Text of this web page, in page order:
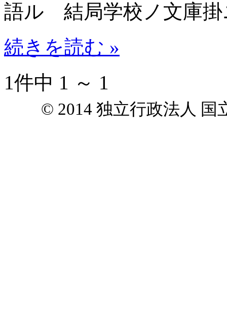
語ル 結局学校ノ文庫掛
続きを読む »
1件中 1 ～ 1
© 2014 独立行政法人 国